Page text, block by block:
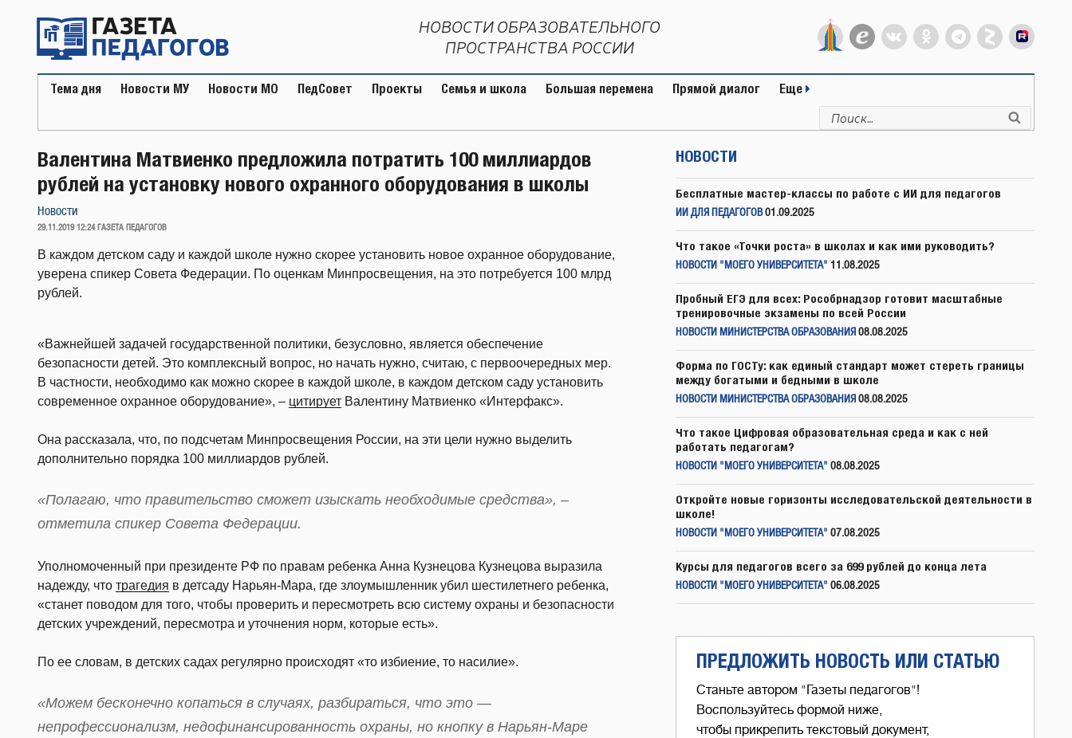
содержимому
НОВОСТИ ОБРАЗОВАТЕЛЬНОГО
ПРОСТРАНСТВА РОССИИ
Тема дня Новости МУ Новости МО ПедСовет Проекты Семья и школа Большая перемена Прямой диалог Еще
Искать:
Валентина Матвиенко предложила потратить 100 миллиардов
рублей на установку нового охранного оборудования в школы
Новости
ОПУБЛИКОВАНО
29.11.2019 12:24 ГАЗЕТА ПЕДАГОГОВ
В каждом детском саду и каждой школе нужно скорее установить новое охранное оборудование,
уверена спикер Совета Федерации. По оценкам Минпросвещения, на это потребуется 100 млрд
рублей.
«Важнейшей задачей государственной политики, безусловно, является обеспечение
безопасности детей. Это комплексный вопрос, но начать нужно, считаю, с первоочередных мер.
В частности, необходимо как можно скорее в каждой школе, в каждом детском саду установить
современное охранное оборудование», – цитирует Валентину Матвиенко «Интерфакс».
Она рассказала, что, по подсчетам Минпросвещения России, на эти цели нужно выделить
дополнительно порядка 100 миллиардов рублей.
«Полагаю, что правительство сможет изыскать необходимые средства», –
отметила спикер Совета Федерации.
Уполномоченный при президенте РФ по правам ребенка Анна Кузнецова Кузнецова выразила
надежду, что трагедия в детсаду Нарьян-Мара, где злоумышленник убил шестилетнего ребенка,
«станет поводом для того, чтобы проверить и пересмотреть всю систему охраны и безопасности
детских учреждений, пересмотра и уточнения норм, которые есть».
По ее словам, в детских садах регулярно происходят «то избиение, то насилие».
«Можем бесконечно копаться в случаях, разбираться, что это —
непрофессионализм, недофинансированность охраны, но кнопку в Нарьян-Маре
НОВОСТИ
Бесплатные мастер-классы по работе с ИИ для педагогов
ИИ ДЛЯ ПЕДАГОГОВ 01.09.2025
Что такое «Точки роста» в школах и как ими руководить?
НОВОСТИ "МОЕГО УНИВЕРСИТЕТА" 11.08.2025
Пробный ЕГЭ для всех: Рособрнадзор готовит масштабные
тренировочные экзамены по всей России
НОВОСТИ МИНИСТЕРСТВА ОБРАЗОВАНИЯ 08.08.2025
Форма по ГОСТу: как единый стандарт может стереть границы
между богатыми и бедными в школе
НОВОСТИ МИНИСТЕРСТВА ОБРАЗОВАНИЯ 08.08.2025
Что такое Цифровая образовательная среда и как с ней
работать педагогам?
НОВОСТИ "МОЕГО УНИВЕРСИТЕТА" 08.08.2025
Откройте новые горизонты исследовательской деятельности в
школе!
НОВОСТИ "МОЕГО УНИВЕРСИТЕТА" 07.08.2025
Курсы для педагогов всего за 699 рублей до конца лета
НОВОСТИ "МОЕГО УНИВЕРСИТЕТА" 06.08.2025
ПРЕДЛОЖИТЬ НОВОСТЬ ИЛИ СТАТЬЮ
Станьте автором "Газеты педагогов"!
Воспользуйтесь формой ниже,
чтобы прикрепить текстовый документ,